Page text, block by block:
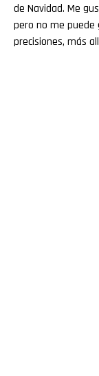
de Navidad. Me
pero no me puede
precisiones, más